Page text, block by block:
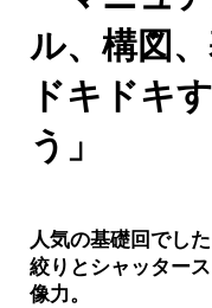
ル、構図
ドキドキ
う」
人気の基礎回でした
絞りとシャッター
像力。